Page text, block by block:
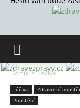
Domů Léčiva
Léčiva Zdravotní
Pojištění